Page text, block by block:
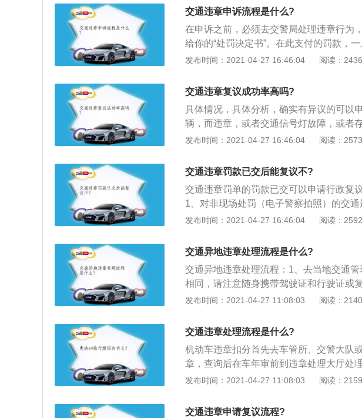
安交通管理部门的主管公安机关提出行政
日起60日内作出行政复议决定；3、车主
去各大队机动车违法处理大厅核查违法照
就可以申请行政复议。最快捷的复议方法
请备齐：行政复议申请书（原件）、身份
理人须提供申请人的《委托代理授权书》料
交通违章申诉流程是什么?
在申诉之前，必须去交警局处理违章行为
给你的“处罚决定书”。在此支付的罚款，
款将会退还。流程如下：1、去交警队有
当地公安机关办理；2、填写申诉表，里
由必须充分，最好用法律依据书写，这样
完毕后是等待，一般在一周内公安机关将
功，也可能会维持判决。如果对处理结果
向当地人民法院起诉。
发布时间：2021-04-27 16:46:04 阅读：2436
交通违章复议成功率高吗?
具体情况，具体分析，确实有异议的可以
辆，而违章，或者交通信号灯故障，或者
晰。这几种情况申请复议成功率大一些。
的，最好可以出示相关资料，提高通过率
根本没照到。）；3、30天之内会收到回
吧，如果复核属实，违章撤销，罚款退回
发布时间：2021-04-27 16:46:04 阅读：2573
交通违章罚款已交后能复议不?
交通违章罚单的罚款已交可以申请行政复
1、对非现场处罚（电子警察拍照）的交
本人身份证、驾驶证、行车证到各区交警
罚的交通违法行为认定有异议的，当事人
勤民警现场开具的处罚决定书，到市交警
针对您反映的车辆不系安全带的违法记录
违法照片中驾驶人胸前隐约可见疑似安全
的原则，我们会尽快协调科研部门将此违
发布时间：2021-04-27 16:46:04 阅读：2592
交通异地违章处理流程是什么?
交通异地违章处理流程：1、去当地交通
相同，请注意随身携带驾驶证和行驶证或
处理方法，其缺点是手续繁琐，过程复杂
件给朋友，请朋友代理处理；3、通过一
理一般会收取一定的费用，在代理前要与
要的纠纷；4、通过邮政支付违法罚款的
的处罚，将使车主能够办理非现场交通违
发布时间：2021-04-27 11:08:03 阅读：2140
交通违章处理流程是什么?
机动车违章扣分首先去车管所、交警大队
章，查询后在车年审前到违章处理大厅处
份证，驾驶证，行驶证，到违章处理大厅
取3%的滞纳金，滞纳金的总额不能超过
发布时间：2021-04-27 11:08:03 阅读：2159
交通违章申请复议流程?